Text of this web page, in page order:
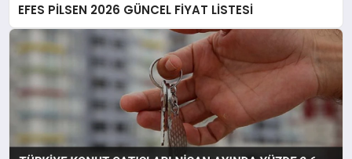
EFES PİLSEN 2026 GÜNCEL FİYAT LİSTESİ